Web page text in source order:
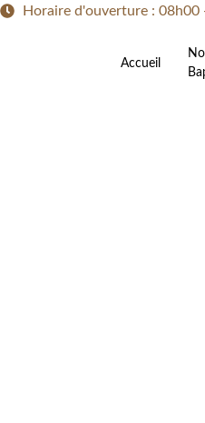
Horaire d'ouverture : 08h00
Accueil